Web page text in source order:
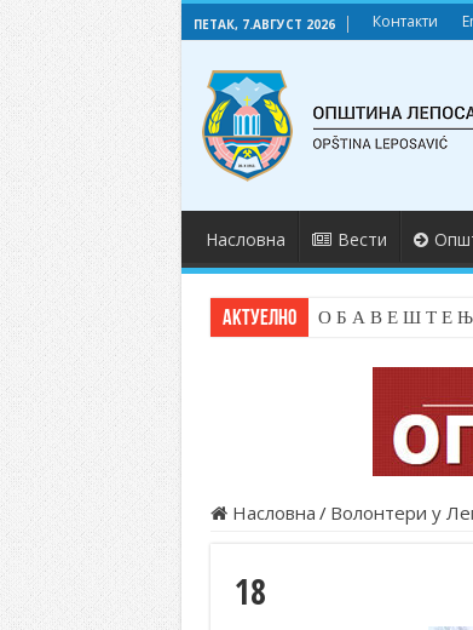
ПЕТАК, 7.АВГУСТ 2026 Контакти
Насловна Вести
АКТУЕЛНО О Б А В Е Ш Т Е
Насловна / Волонтери у
18